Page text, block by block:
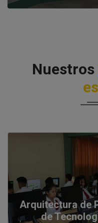
Nuestros
Arquitectura de
de